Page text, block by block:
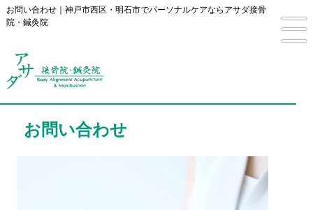
お問い合わせ｜神戸市西区・明石市でパーソナルケアならアサダ接骨
院・鍼灸院
お問い合わせ